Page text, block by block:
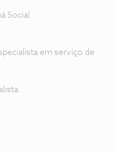
Social
em serviço de